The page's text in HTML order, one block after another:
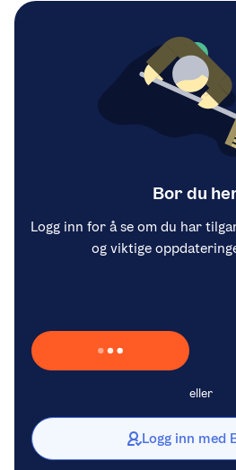
Bor du
Logg inn for å se om du har
og viktige
Laster inn Vipps …
eller
Logg inn med